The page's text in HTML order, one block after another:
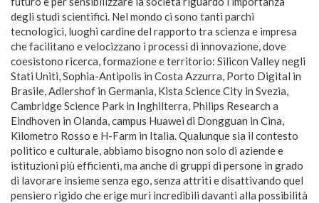
degli studi scientifici. Nel mondo ci sono tanti parchi
tecnologici, luoghi cardine del rapporto tra scienza e impresa
che facilitano e velocizzano i processi di innovazione, dove
coesistono ricerca, formazione e territorio: Silicon Valley negli
Stati Uniti, Sophia-Antipolis in Costa Azzurra, Porto Digital in
Brasile, Adlershof in Germania, Kista Science City in Svezia,
Cambridge Science Park in Inghilterra, Philips Research a
Eindhoven in Olanda, campus Huawei di Dongguan in Cina,
Kilometro Rosso e H-Farm in Italia. Qualunque sia il contesto
politico e culturale, abbiamo bisogno non solo di aziende e
istituzioni più efficienti, ma anche di gruppi di persone in grado
di lavorare insieme senza ego, senza attriti e disattivando quel
pensiero rigido che erige muri incredibili davanti alla possibilità